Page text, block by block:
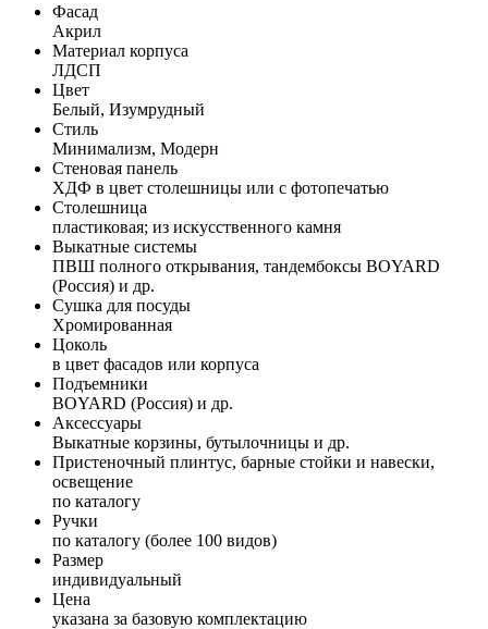
Фасад
Акрил
Материал корпуса
ЛДСП
Цвет
Белый, Изумрудный
Стиль
Минимализм, Модерн
Стеновая панель
ХДФ в цвет столешницы или с фотопечатью
Столешница
пластиковая; из искусственного камня
Выкатные системы
ПВШ полного открывания, тандембоксы BOYARD
(Россия) и др.
Сушка для посуды
Хромированная
Цоколь
в цвет фасадов или корпуса
Подъемники
BOYARD (Россия) и др.
Аксессуары
Выкатные корзины, бутылочницы и др.
Пристеночный плинтус, барные стойки и навески,
освещение
по каталогу
Ручки
по каталогу (более 100 видов)
Размер
индивидуальный
Цена
указана за базовую комплектацию